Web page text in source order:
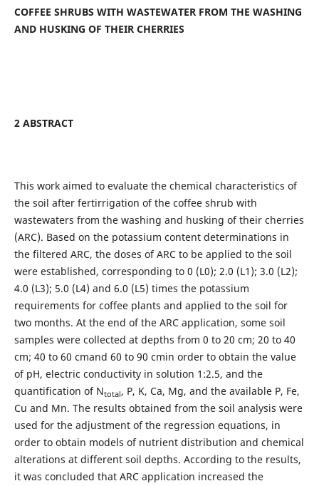
COFFEE SHRUBS WITH WASTEWATER FROM THE WASHING
AND HUSKING OF THEIR CHERRIES
2 ABSTRACT
This work aimed to evaluate the chemical characteristics of
the soil after fertirrigation of the coffee shrub with
wastewaters from the washing and husking of their cherries
(ARC). Based on the potassium content determinations in
the filtered ARC, the doses of ARC to be applied to the soil
were established, corresponding to 0 (L0); 2.0 (L1); 3.0 (L2);
4.0 (L3); 5.0 (L4) and 6.0 (L5) times the potassium
requirements for coffee plants and applied to the soil for
two months. At the end of the ARC application, some soil
samples were collected at depths from 0 to 20 cm; 20 to 40
cm; 40 to 60 cmand 60 to 90 cmin order to obtain the value
of pH, electric conductivity in solution 1:2.5, and the
quantification of Ntotal, P, K, Ca, Mg, and the available P, Fe,
Cu and Mn. The results obtained from the soil analysis were
used for the adjustment of the regression equations, in
order to obtain models of nutrient distribution and chemical
alterations at different soil depths. According to the results,
it was concluded that ARC application increased the